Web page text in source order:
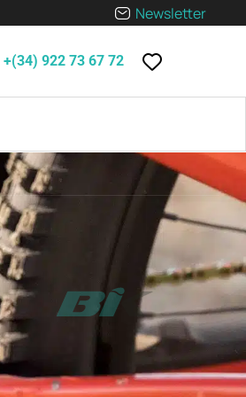
Newsletter
+(34) 922 73 67 72